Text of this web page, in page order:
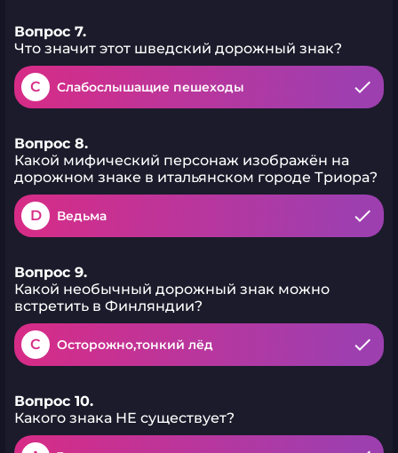
Вопрос 7.
Что значит этот шведский дорожный знак?
C Слабослышащие пешеходы
Вопрос 8.
Какой мифический персонаж изображён на
дорожном знаке в итальянском городе Триора?
D Ведьма
Вопрос 9.
Какой необычный дорожный знак можно
встретить в Финляндии?
C Осторожно,тонкий лёд
Вопрос 10.
Какого знака НЕ существует?